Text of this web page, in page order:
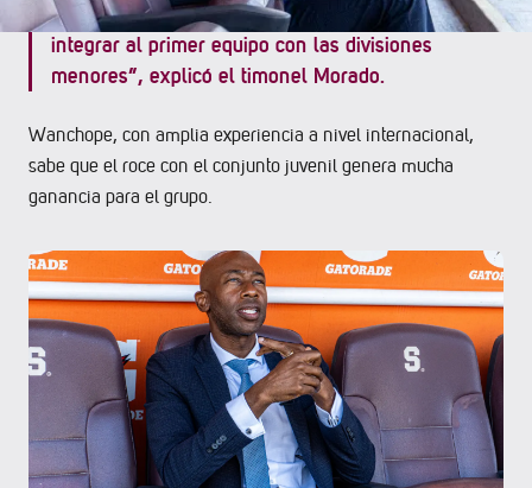
propósito: para ver a los jóvenes de cerca e
integrar al primer equipo con las divisiones
menores”, explicó el timonel Morado.
Wanchope, con amplia experiencia a nivel internacional,
sabe que el roce con el conjunto juvenil genera mucha
ganancia para el grupo.